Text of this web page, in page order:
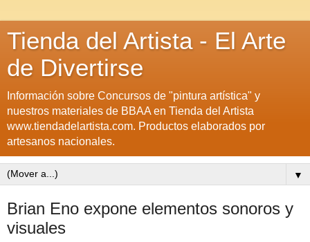
Tienda del Artista - El Arte
de Divertirse
Información sobre Concursos de "pintura artística" y
nuestros materiales de BBAA en Tienda del Artista
www.tiendadelartista.com. Productos elaborados por
artesanos nacionales.
▼
Brian Eno expone elementos sonoros y
visuales